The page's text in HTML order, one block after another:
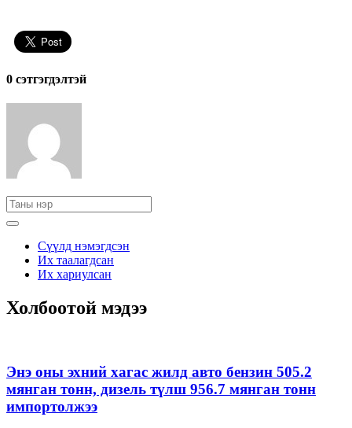
0 cэтгэгдэлтэй
Сүүлд нэмэгдсэн
Их таалагдсан
Их хариулсан
Холбоотой мэдээ
Энэ оны эхний хагас жилд авто бензин 505.2
мянган тонн, дизель түлш 956.7 мянган тонн
импортолжээ